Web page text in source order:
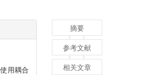
用耦合
摘要
参考文献
相关文章